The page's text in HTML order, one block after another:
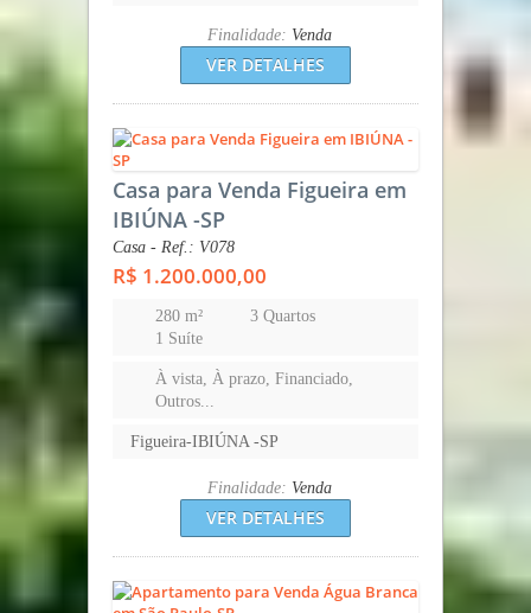
Finalidade: Venda
VER DETALHES
Casa para Venda Figueira em
IBIÚNA -SP
Casa - Ref.: V078
R$ 1.200.000,00
280 m²
3 Quartos
1 Suíte
À vista, À prazo, Financiado,
Outros...
Figueira-IBIÚNA -SP
Finalidade: Venda
VER DETALHES